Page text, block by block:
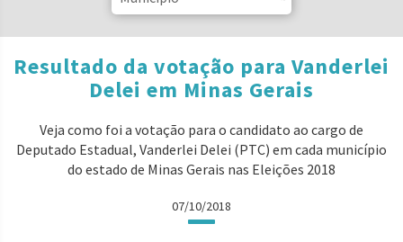
Resultado da votação para Vanderlei
Delei em Minas Gerais
Veja como foi a votação para o candidato ao cargo de
Deputado Estadual, Vanderlei Delei (PTC) em cada município
do estado de Minas Gerais nas Eleições 2018
07/10/2018